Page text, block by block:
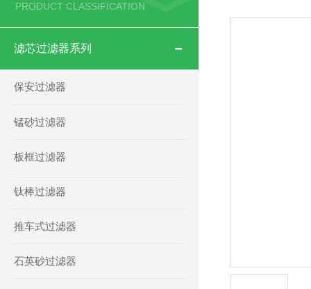
PRODUCT CLASSIFICATION
滤芯过滤器系列
保安过滤器
锰砂过滤器
板框过滤器
钛棒过滤器
推车式过滤器
石英砂过滤器